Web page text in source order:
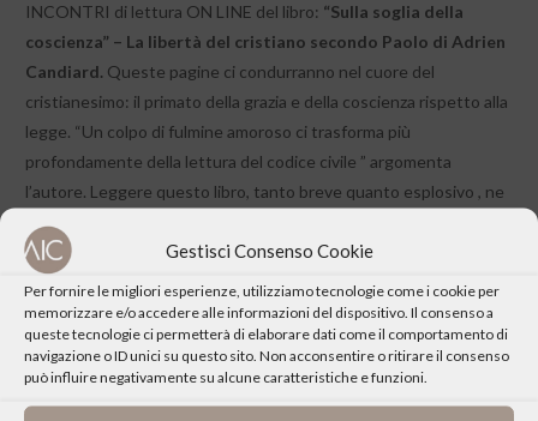
Gestisci Consenso Cookie
Per fornire le migliori esperienze, utilizziamo tecnologie come i cookie per
memorizzare e/o accedere alle informazioni del dispositivo. Il consenso a
queste tecnologie ci permetterà di elaborare dati come il comportamento di
navigazione o ID unici su questo sito. Non acconsentire o ritirare il consenso
può influire negativamente su alcune caratteristiche e funzioni.
INCONTRI di lettura ON LINE del libro: “Sulla soglia della
coscienza” – La libertà del cristiano secondo Paolo di Adrien
Candiard. Queste pagine ci condurranno nel cuore del
cristianesimo: il primato della grazia e della coscienza rispetto alla
legge. “Un colpo di fulmine amoroso ci trasforma più
profondamente della lettura del codice civile ” argomenta
l’autore. Leggere questo libro, tanto breve quanto esplosivo , ne
è una potente conferma.
Approfondisci
Acqualagna